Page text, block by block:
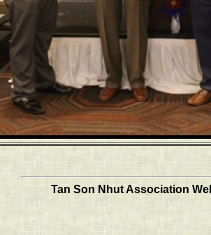
Tan Son Nhut Association